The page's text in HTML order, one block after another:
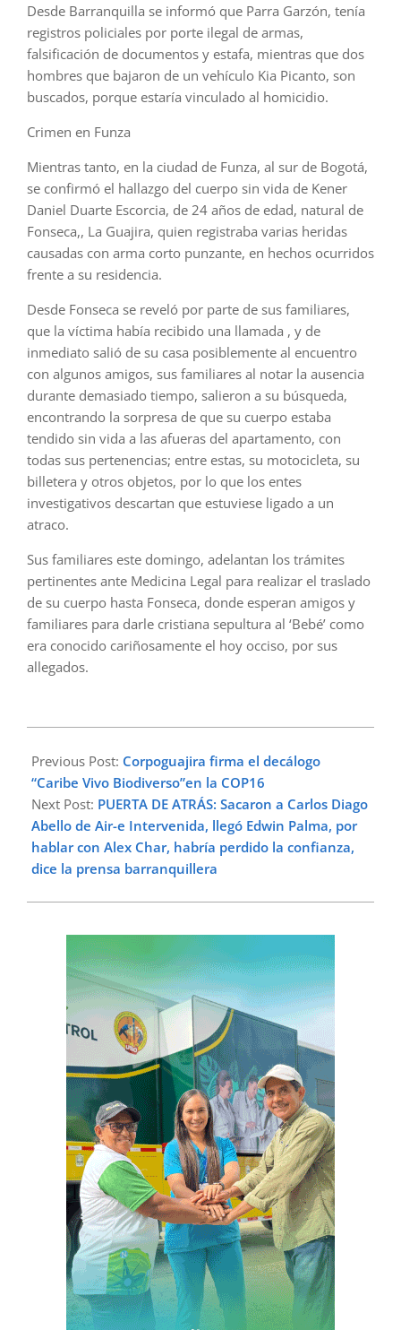
Desde Barranquilla se informó que Parra Garzón, tenía
registros policiales por porte ilegal de armas,
falsificación de documentos y estafa, mientras que dos
hombres que bajaron de un vehículo Kia Picanto, son
buscados, porque estaría vinculado al homicidio.
Crimen en Funza
Mientras tanto, en la ciudad de Funza, al sur de Bogotá,
se confirmó el hallazgo del cuerpo sin vida de Kener
Daniel Duarte Escorcia, de 24 años de edad, natural de
Fonseca,, La Guajira, quien registraba varias heridas
causadas con arma corto punzante, en hechos ocurridos
frente a su residencia.
Desde Fonseca se reveló por parte de sus familiares,
que la víctima había recibido una llamada , y de
inmediato salió de su casa posiblemente al encuentro
con algunos amigos, sus familiares al notar la ausencia
durante demasiado tiempo, salieron a su búsqueda,
encontrando la sorpresa de que su cuerpo estaba
tendido sin vida a las afueras del apartamento, con
todas sus pertenencias; entre estas, su motocicleta, su
billetera y otros objetos, por lo que los entes
investigativos descartan que estuviese ligado a un
atraco.
Sus familiares este domingo, adelantan los trámites
pertinentes ante Medicina Legal para realizar el traslado
de su cuerpo hasta Fonseca, donde esperan amigos y
familiares para darle cristiana sepultura al ‘Bebé’ como
era conocido cariñosamente el hoy occiso, por sus
allegados.
10-
27
Previous Post: Corpoguajira firma el decálogo
“Caribe Vivo Biodiverso”en la COP16
Next Post: PUERTA DE ATRÁS: Sacaron a Carlos Diago
Abello de Air-e Intervenida, llegó Edwin Palma, por
hablar con Alex Char, habría perdido la confianza,
dice la prensa barranquillera